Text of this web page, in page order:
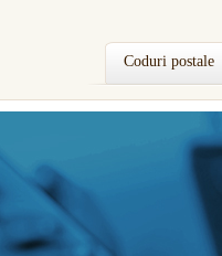
Coduri postale